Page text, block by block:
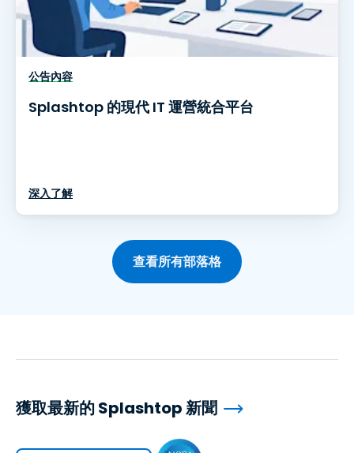
公告內容
Splashtop 的現代 IT 運營統合平台
深入了解
查看所有部落格
獲取最新的 Splashtop 新聞